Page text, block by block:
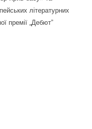
літературних
премії „Дебют”